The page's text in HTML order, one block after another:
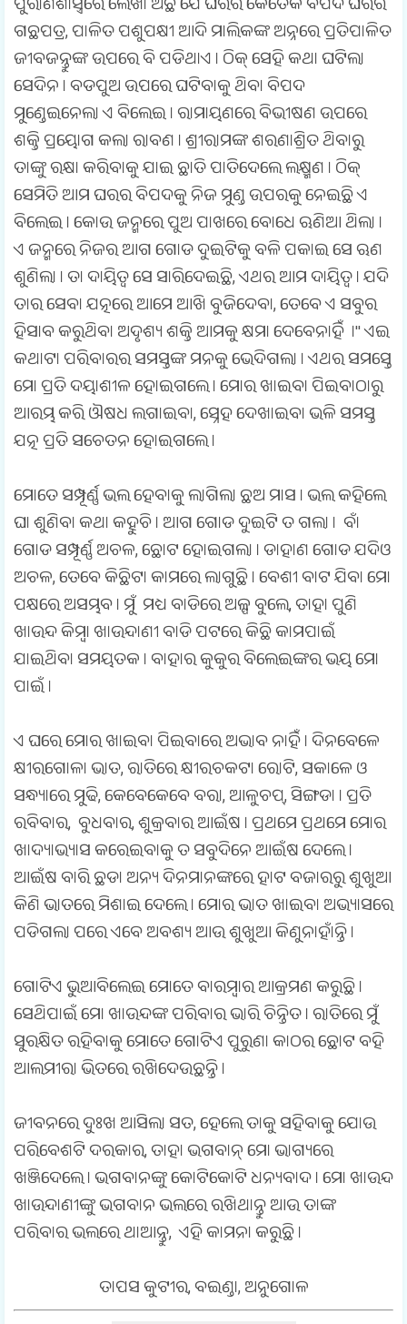
ପୁରାଣଶାସ୍ତ୍ରରେ ଲେଖା ଅଛି ଯେ ଘରର କେତେକ ବିପଦ ଘରର
ଗଛପତ୍ର, ପାଳିତ ପଶୁପକ୍ଷୀ ଆଦି ମାଲିକଙ୍କ ଅନ୍ନରେ ପ୍ରତିପାଳିତ
ଜୀବଜନ୍ତୁଙ୍କ ଉପରେ ବି ପଡିଥାଏ । ଠିକ୍ ସେହି କଥା ଘଟିଲା
ସେଦିନ । ବଡପୁଅ ଉପରେ ଘଟିବାକୁ ଥିବା ବିପଦ
ମୁଣ୍ଡେଇନେଲା ଏ ବିଲେଇ । ରାମାୟଣରେ ବିଭୀଷଣ ଉପରେ
ଶକ୍ତି ପ୍ରୟୋଗ କଲା ରାବଣ । ଶ୍ରୀରାମଙ୍କ ଶରଣାଶ୍ରିତ ଥିବାରୁ
ତାଙ୍କୁ ରକ୍ଷା କରିବାକୁ ଯାଇ ଛାତି ପାତିଦେଲେ ଲକ୍ଷ୍ମଣ । ଠିକ୍
ସେମିତି ଆମ ଘରର ବିପଦକୁ ନିଜ ମୁଣ୍ଡ ଉପରକୁ ନେଇଛି ଏ
ବିଲେଇ । କୋଉ ଜନ୍ମରେ ପୁଅ ପାଖରେ ବୋଧେ ଋଣିଆ ଥିଲା ।
ଏ ଜନ୍ମରେ ନିଜର ଆଗ ଗୋଡ ଦୁଇଟିକୁ ବଳି ପକାଇ ସେ ଋଣ
ଶୁଣିଲା । ତା ଦାୟିତ୍ୱ ସେ ସାରିଦେଇଛି, ଏଥର ଆମ ଦାୟିତ୍ୱ । ଯଦି
ତାର ସେବା ଯତ୍ନରେ ଆମେ ଆଖି ବୁଜିଦେବା, ତେବେ ଏ ସବୁର
ହିସାବ କରୁଥିବା ଅଦୃଶ୍ୟ ଶକ୍ତି ଆମକୁ କ୍ଷମା ଦେବେନାହିଁ ।" ଏଇ
କଥାଟା ପରିବାରର ସମସ୍ତଙ୍କ ମନକୁ ଭେଦିଗଲା । ଏଥର ସମସ୍ତେ
ମୋ ପ୍ରତି ଦୟାଶୀଳ ହୋଇଗଲେ । ମୋର ଖାଇବା ପିଇବାଠାରୁ
ଆରମ୍ଭ କରି ଔଷଧ ଲଗାଇବା, ସ୍ନେହ ଦେଖାଇବା ଭଳି ସମସ୍ତ
ଯତ୍ନ ପ୍ରତି ସଚେତନ ହୋଇଗଲେ ।
ମୋତେ ସମ୍ପୂର୍ଣ୍ଣ ଭଲ ହେବାକୁ ଲାଗିଲା ଛଅ ମାସ । ଭଲ କହିଲେ
ଘା ଶୁଣିବା କଥା କହୁଚି । ଆଗ ଗୋଡ ଦୁଇଟି ତ ଗଲା । ବାଁ
ଗୋଡ ସମ୍ପୂର୍ଣ୍ଣ ଅଚଳ, ଛୋଟ ହୋଇଗଲା । ଡାହାଣ ଗୋଡ ଯଦିଓ
ଅଚଳ, ତେବେ କିଛିଟା କାମରେ ଲାଗୁଛି । ବେଶୀ ବାଟ ଯିବା ମୋ
ପକ୍ଷରେ ଅସମ୍ଭବ । ମୁଁ ମଧ୍ୟ ବାଡିରେ ଅଳ୍ପ ବୁଲେ, ତାହା ପୁଣି
ଖାଉନ୍ଦ କିମ୍ବା ଖାଉନ୍ଦାଣୀ ବାଡି ପଟରେ କିଛି କାମପାଇଁ
ଯାଇଥିବା ସମୟତକ । ବାହାର କୁକୁର ବିଲେଇଙ୍କର ଭୟ ମୋ
ପାଇଁ ।
ଏ ଘରେ ମୋର ଖାଇବା ପିଇବାରେ ଅଭାବ ନାହିଁ । ଦିନବେଳେ
କ୍ଷୀରଗୋଳା ଭାତ, ରାତିରେ କ୍ଷୀରଚକଟା ରୋଟି, ସକାଳେ ଓ
ସନ୍ଧ୍ୟାରେ ମୁଢି, କେବେକେବେ ବରା, ଆଳୁଚପ୍, ସିଙ୍ଗଡା । ପ୍ରତି
ରବିବାର, ବୁଧବାର, ଶୁକ୍ରବାର ଆଇଁଷ । ପ୍ରଥମେ ପ୍ରଥମେ ମୋର
ଖାଦ୍ୟାଭ୍ୟାସ କରେଇବାକୁ ତ ସବୁଦିନେ ଆଇଁଷ ଦେଲେ ।
ଆଇଁଷ ବାରି ଛଡା ଅନ୍ୟ ଦିନମାନଙ୍କରେ ହାଟ ବଜାରରୁ ଶୁଖୁଆ
କିଣି ଭାତରେ ମିଶାଇ ଦେଲେ । ମୋର ଭାତ ଖାଇବା ଅଭ୍ୟାସରେ
ପଡିଗଲା ପରେ ଏବେ ଅବଶ୍ୟ ଆଉ ଶୁଖୁଆ କିଣୁନାହାଁନ୍ତି ।
ଗୋଟିଏ ଭୁଆବିଲେଇ ମୋତେ ବାରମ୍ବାର ଆକ୍ରମଣ କରୁଛି ।
ସେଥିପାଇଁ ମୋ ଖାଉନ୍ଦଙ୍କ ପରିବାର ଭାରି ଚିନ୍ତିତ । ରାତିରେ ମୁଁ
ସୁରକ୍ଷିତ ରହିବାକୁ ମୋତେ ଗୋଟିଏ ପୁରୁଣା କାଠର ଛୋଟ ବହି
ଆଲମୀରା ଭିତରେ ରଖିଦେଉଛନ୍ତି ।
ଜୀବନରେ ଦୁଃଖ ଆସିଲା ସତ, ହେଲେ ତାକୁ ସହିବାକୁ ଯୋଉ
ପରିବେଶଟି ଦରକାର, ତାହା ଭଗବାନ୍ ମୋ ଭାଗ୍ୟରେ
ଖଞ୍ଜିଦେଲେ । ଭଗବାନଙ୍କୁ କୋଟିକୋଟି ଧନ୍ୟବାଦ । ମୋ ଖାଉନ୍ଦ
ଖାଉନ୍ଦାଣୀଙ୍କୁ ଭଗବାନ ଭଲରେ ରଖିଥାନ୍ତୁ ଆଉ ତାଙ୍କ
ପରିବାର ଭଲରେ ଥାଆନ୍ତୁ, ଏହି କାମନା କରୁଛି ।
ତାପସ କୁଟୀର, ବଇଣ୍ଡା, ଅନୁଗୋଳ